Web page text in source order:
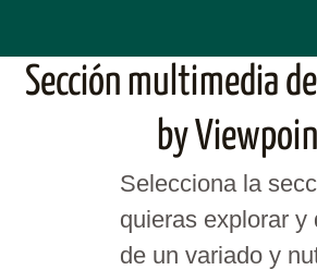
Sección multimedia
by
Selecciona la
quieras explorar y
de un variado y